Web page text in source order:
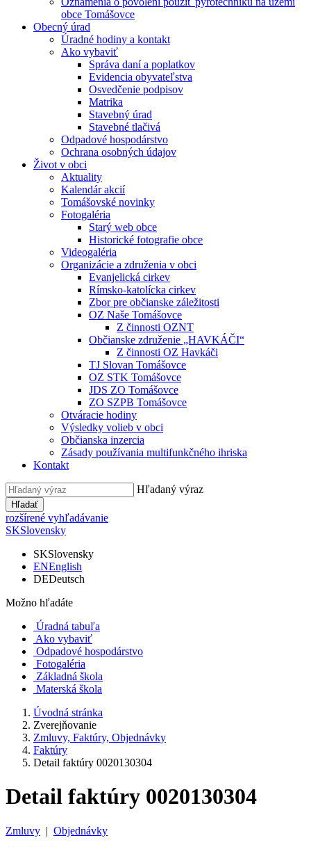
obce Tomášovce
Obecný úrad
Úradné hodiny a kontakt
Ako vybaviť
Správa daní a poplatkov
Evidencia obyvateľstva
Osvedčenie podpisov
Matrika
Stavebný úrad
Stavebné tlačivá
Odpadové hospodárstvo
Ochrana osobných údajov
Život v obci
Aktuality
Kalendár akcií
Tomášovské novinky
Fotogaléria
Starý web obce
Historické fotografie obce
Videogaléria
Organizácie a združenia v obci
Evanjelická cirkev
Rímsko-katolícka cirkev
Zbor pre občianske záležitosti
OZ Naše Tomášovce
Z činnosti OZNT
Občianske združenie „HAVKÁČI“
Z činnosti OZ Havkáči
TJ Slovan Tomášovce
OZ STK Tomášovce
JDS ZO Tomášovce
ZO SZPB Tomášovce
Otváracie hodiny
Výsledky volieb v obci
Občianska inzercia
Zásady používania multifunkčného ihriska
Kontakt
Hľadaný výraz
Hľadať
rozšírené vyhľadávanie
SKSlovensky
SKSlovensky
ENEnglish
DEDeutsch
Možno hľadáte
Úradná tabuľa
Ako vybaviť
Odpadové hospodárstvo
Fotogaléria
Základná škola
Materská škola
Úvodná stránka
Zverejňovanie
Zmluvy, Faktúry, Objednávky
Faktúry
Detail faktúry 0020130304
Detail faktúry 0020130304
Zmluvy | Objednávky